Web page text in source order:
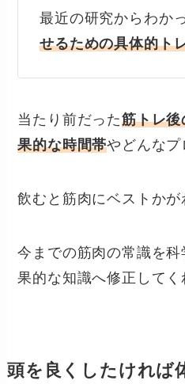
最近の研究からわか
せるための具体的ト
当たり前だった筋トレ
果的な時間帯やどんなプ
飲むと筋肉にベストかが
今までの筋肉の常識を
果的な知識へ修正してく
頭を良くしたければ